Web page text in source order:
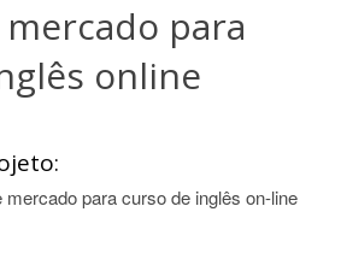
para
online
para curso de inglês on-line